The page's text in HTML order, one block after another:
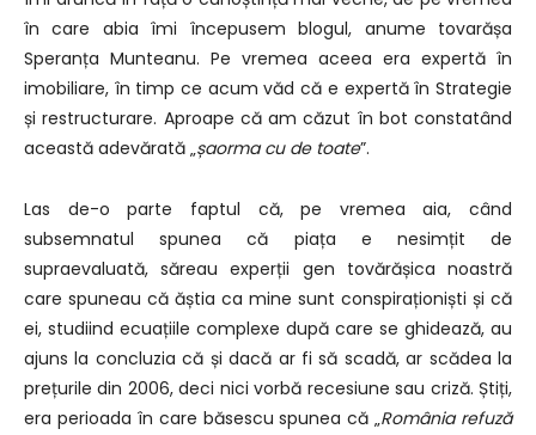
în care abia îmi începusem blogul, anume tovarășa
Speranța Munteanu. Pe vremea aceea era expertă în
imobiliare, în timp ce acum văd că e expertă în Strategie
și restructurare. Aproape că am căzut în bot constatând
această adevărată „șaorma cu de toate”.
Las de-o parte faptul că, pe vremea aia, când
subsemnatul spunea că piața e nesimțit de
supraevaluată, săreau experții gen tovărășica noastră
care spuneau că ăștia ca mine sunt conspiraționiști și că
ei, studiind ecuațiile complexe după care se ghidează, au
ajuns la concluzia că și dacă ar fi să scadă, ar scădea la
prețurile din 2006, deci nici vorbă recesiune sau criză. Știți,
era perioada în care băsescu spunea că „România refuză